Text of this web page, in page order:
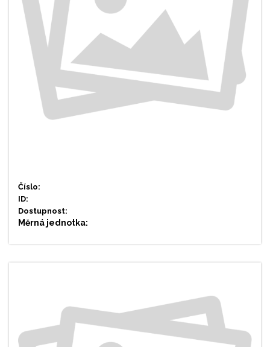
Číslo:
ID:
Dostupnost:
Měrná jednotka: